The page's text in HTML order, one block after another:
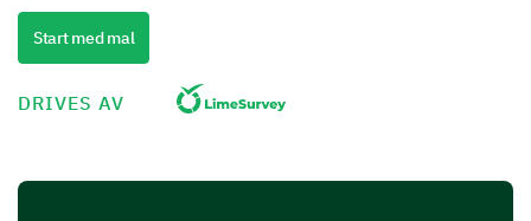
Din erfaring med vårt kundeserviceteam
Vi vil gjerne forstå dine erfaringer og spesifikke
interaksjoner med våre kundeservicerepresentanter.
følgende aspekter av vår kundeservice.
Start med mal
DRIVES AV